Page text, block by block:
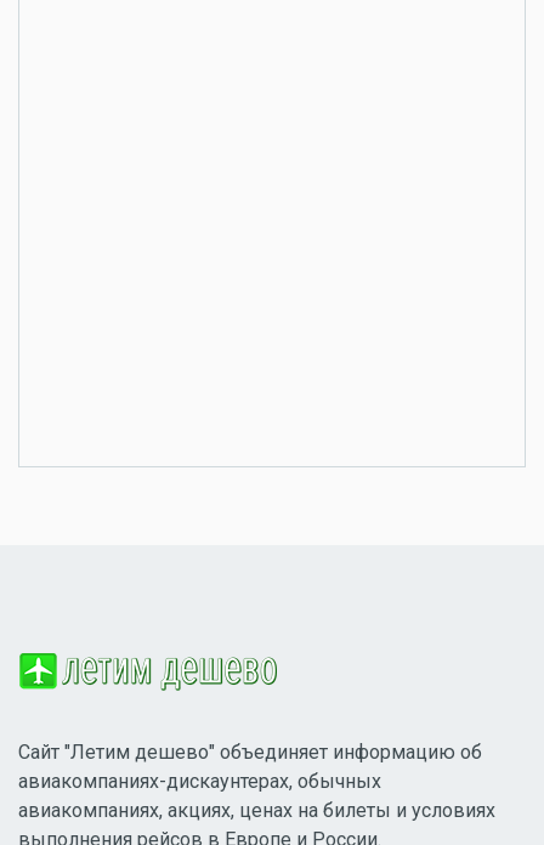
Сайт "Летим дешево" объединяет информацию об
авиакомпаниях-дискаунтерах, обычных
авиакомпаниях, акциях, ценах на билеты и условиях
выполнения рейсов в Европе и России.